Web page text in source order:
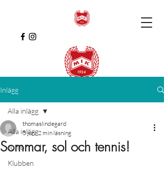
Inlägg
Alla inlägg
Junior
Klubben
Alla inlägg
Sommar, sol och tennis!
thomaslindegard
5 juni 2 min läsning